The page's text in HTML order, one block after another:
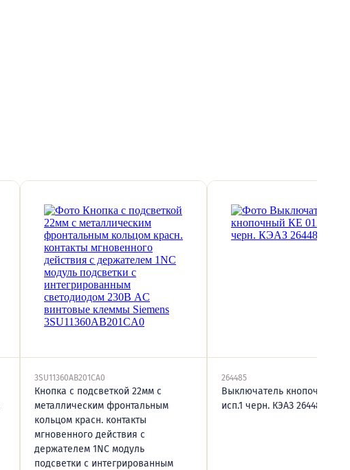
3SU11360AB201CA0
Кнопка с подсветкой 22мм с
металлическим фронтальным
кольцом красн. контакты
мгновенного действия с
держателем 1NC модуль
подсветки с интегрированным
264485
Выключатель кнопочный КЕ
исп.1 черн. КЭАЗ 264485